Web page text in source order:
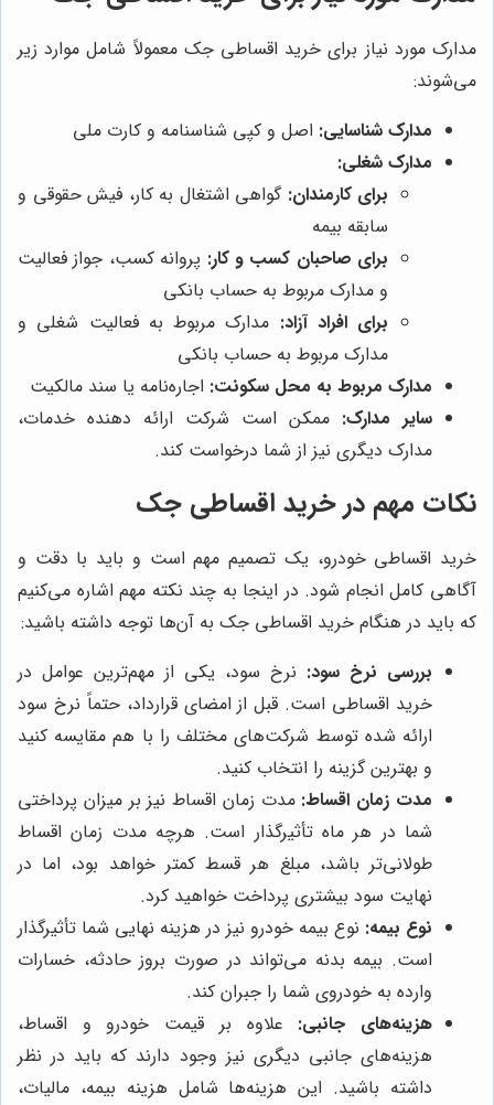
مدارک مورد نیاز برای خرید اقساطی جک معمولاً شامل موارد زیر
می‌شوند:
مدارک شناسایی: اصل و کپی شناسنامه و کارت ملی
مدارک شغلی:
برای کارمندان: گواهی اشتغال به کار، فیش حقوقی و
سابقه بیمه
برای صاحبان کسب و کار: پروانه کسب، جواز فعالیت
و مدارک مربوط به حساب بانکی
برای افراد آزاد: مدارک مربوط به فعالیت شغلی و
مدارک مربوط به حساب بانکی
مدارک مربوط به محل سکونت: اجاره‌نامه یا سند مالکیت
سایر مدارک: ممکن است شرکت ارائه دهنده خدمات،
مدارک دیگری نیز از شما درخواست کند.
نکات مهم در خرید اقساطی جک
خرید اقساطی خودرو، یک تصمیم مهم است و باید با دقت و
آگاهی کامل انجام شود. در اینجا به چند نکته مهم اشاره می‌کنیم
که باید در هنگام خرید اقساطی جک به آن‌ها توجه داشته باشید:
بررسی نرخ سود: نرخ سود، یکی از مهم‌ترین عوامل در
خرید اقساطی است. قبل از امضای قرارداد، حتماً نرخ سود
ارائه شده توسط شرکت‌های مختلف را با هم مقایسه کنید
و بهترین گزینه را انتخاب کنید.
مدت زمان اقساط: مدت زمان اقساط نیز بر میزان پرداختی
شما در هر ماه تأثیرگذار است. هرچه مدت زمان اقساط
طولانی‌تر باشد، مبلغ هر قسط کمتر خواهد بود، اما در
نهایت سود بیشتری پرداخت خواهید کرد.
نوع بیمه: نوع بیمه خودرو نیز در هزینه نهایی شما تأثیرگذار
است. بیمه بدنه می‌تواند در صورت بروز حادثه، خسارات
وارده به خودروی شما را جبران کند.
هزینه‌های جانبی: علاوه بر قیمت خودرو و اقساط،
هزینه‌های جانبی دیگری نیز وجود دارند که باید در نظر
داشته باشید. این هزینه‌ها شامل هزینه بیمه، مالیات،